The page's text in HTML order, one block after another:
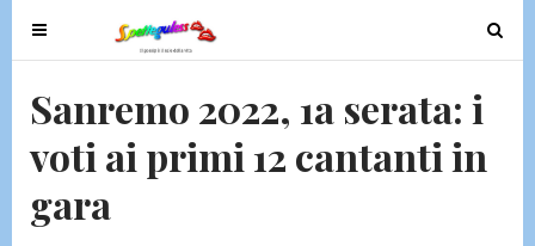
T
o
g
e
n
a
T
o
e
Sanremo 2022, 1a serata: i
voti ai primi 12 cantanti in
gara